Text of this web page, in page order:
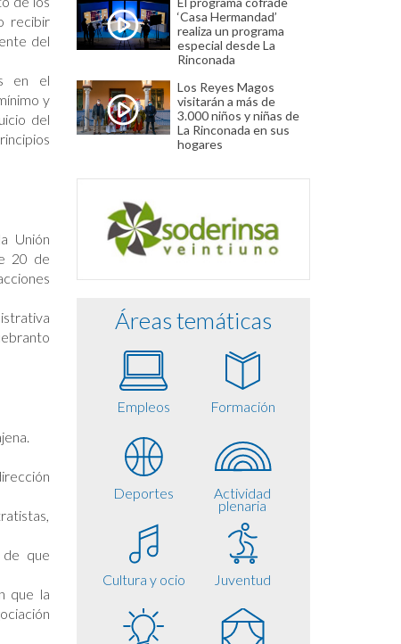
recibir
del
en el
y
del
Unión
20 de
de que
que la
‘Casa Hermandad’
realiza un programa
especial desde La
Rinconada
Los Reyes Magos
visitarán a más de
3.000 niños y niñas de
La Rinconada en sus
hogares
Áreas temáticas
Empleos Formación
Deportes Actividad
plenaria
Cultura y ocio Juventud